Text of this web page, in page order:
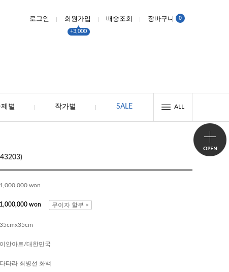
로그인 회원가입
+3,000
배송조회 장바구니 0
별 작가별 SALE ALL
1,000,000 won
1,000,000 won 무이자 할부 >
35cmx35cm
이안아트/대한민국
다타라 최병선 화백